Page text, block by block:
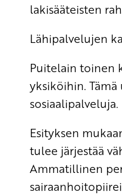
lakisääteisten
Lähipalvelujen
Puitelain toinen
yksiköihin.
sosiaalipalveluja.
Esityksen
tulee järjestää
Ammatillinen